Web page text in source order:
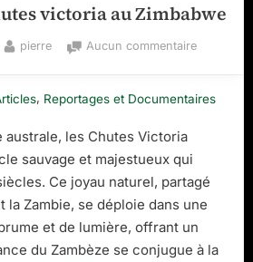
victoria au Zimbabwe
By
pierre Aucun commentairesur
chutes
, Reportages et Documentaires
les Chutes Victoria
sauvage et majestueux qui
Ce joyau naturel, partagé
la Zambie, se déploie dans une
et de lumière, offrant un
du Zambèze se conjugue à la